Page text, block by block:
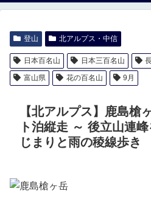
登山 北アルプス・中信
日本百名山 日本三百名山
富山県
花の百名山 9月
【北アルプス】鹿島槍
ト泊縦走 ～ 後立山連
じまりと雨の稜線歩き